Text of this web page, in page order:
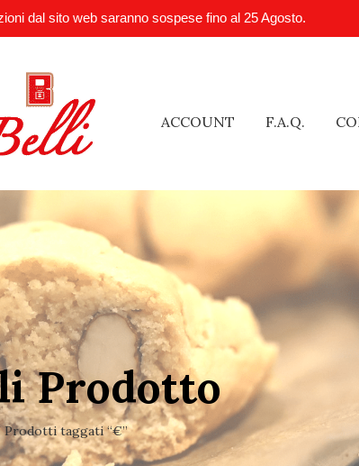
dal sito web saranno sospese fino al 25 Agosto.
ACCOUNT F.A.Q.
Prodotto
taggati “€”